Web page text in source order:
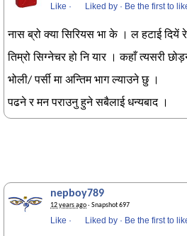
Like · Liked by · Be the first to
नास ब्रो क्या सिरियस भा के । ल हटाई दियें
तिम्रो सिग्नेचर हो नि यार । कहाँ त्यसरी
भोली/ पर्सी मा अन्तिम भाग ल्याउने छु ।
पढने र मन पराउनु हुने सबैलाई धन्यबाद ।
nepboy789
12 years ago· Snapshot 697
Like · Liked by · Be the first to